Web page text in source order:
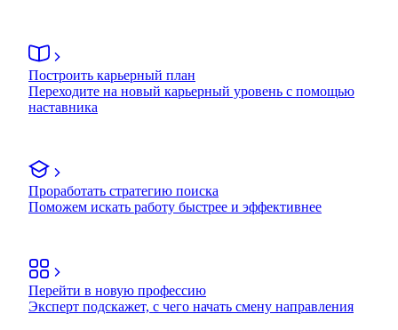
Построить карьерный план
Переходите на новый карьерный уровень с помощью
наставника
Проработать стратегию поиска
Поможем искать работу быстрее и эффективнее
Перейти в новую профессию
Эксперт подскажет, с чего начать смену направления